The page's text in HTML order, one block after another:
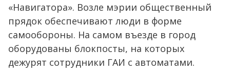
«Навигатора». Возле мэрии общественный
прядок обеспечивают люди в форме
самообороны. На самом въезде в город
оборудованы блокпосты, на которых
дежурят сотрудники ГАИ с автоматами.